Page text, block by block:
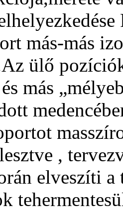
más-más
ülő
más
,
elveszíti